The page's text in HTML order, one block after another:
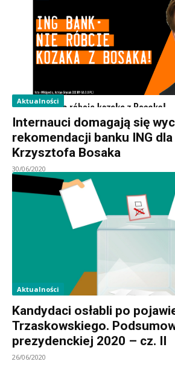
Aktualności
Internauci domagają się
rekomendacji banku ING
Krzysztofa Bosaka
30/06/2020
Aktualności
Kandydaci osłabli po
Trzaskowskiego.
prezydenckiej 2020 – cz. II
26/06/2020